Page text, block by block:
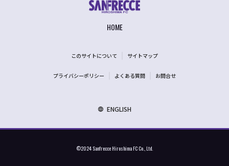
HOME
このサイトについて サイトマップ
プライバシーポリシー よくある質問 お問合せ
ENGLISH
©2024 Sanfrecce Hiroshima FC Co., Ltd.